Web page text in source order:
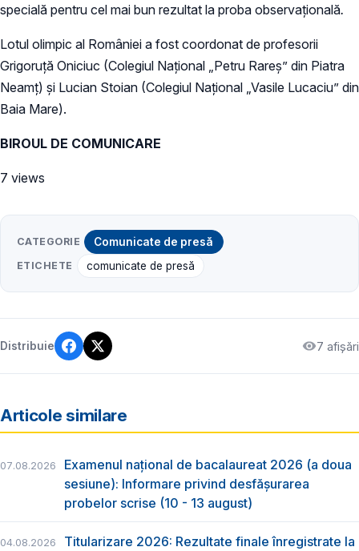
specială pentru cel mai bun rezultat la proba observațională.
Lotul olimpic al României a fost coordonat de profesorii
Grigoruță Oniciuc (Colegiul Național „Petru Rareș” din Piatra
Neamț) și Lucian Stoian (Colegiul Național „Vasile Lucaciu” din
Baia Mare).
BIROUL DE COMUNICARE
7 views
CATEGORIE Comunicate de presă
ETICHETE comunicate de presă
Distribuie 7 afișări
Articole similare
07.08.2026
Examenul național de bacalaureat 2026 (a doua
sesiune): Informare privind desfășurarea
probelor scrise (10 - 13 august)
04.08.2026
Titularizare 2026: Rezultate finale înregistrate la